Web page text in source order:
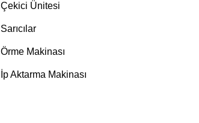
Çekici Ünitesi
Sarıcılar
Örme Makinası
İp Aktarma Makinası